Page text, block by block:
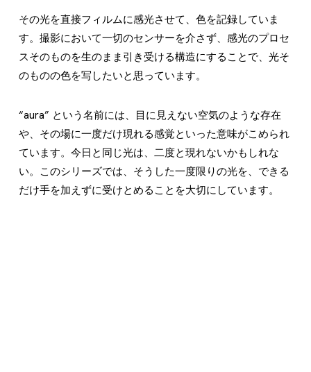
その光を直接フィルムに感光させて、色を記録していま
す。撮影において一切のセンサーを介さず、感光のプロセ
スそのものを生のまま引き受ける構造にすることで、光そ
のものの色を写したいと思っています。
“aura” という名前には、目に見えない空気のような存在
や、その場に一度だけ現れる感覚といった意味がこめられ
ています。今日と同じ光は、二度と現れないかもしれな
い。このシリーズでは、そうした一度限りの光を、できる
だけ手を加えずに受けとめることを大切にしています。